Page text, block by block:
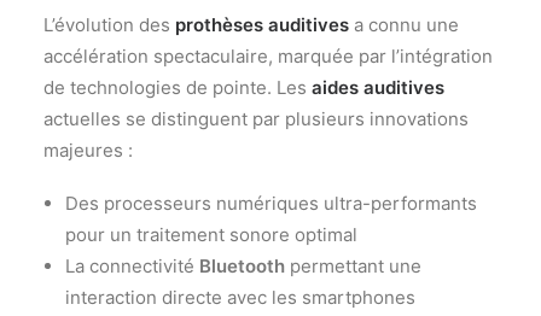
L’évolution des prothèses auditives a connu une
accélération spectaculaire, marquée par l’intégration
de technologies de pointe. Les aides auditives
actuelles se distinguent par plusieurs innovations
majeures :
Des processeurs numériques ultra-performants
pour un traitement sonore optimal
La connectivité Bluetooth permettant une
interaction directe avec les smartphones